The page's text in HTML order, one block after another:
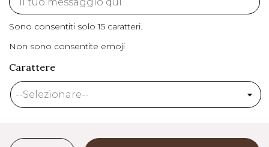
Sono consentiti solo 15 caratteri.
Non sono consentite emoji
Carattere